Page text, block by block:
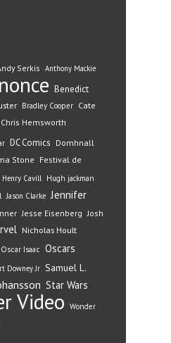
Serkis Anthony Mackie
Benedict
Bradley Cooper Cate
Chris Hemsworth
DC Comics Domhnall
Stone
Festival de
Henry Cavill Hugh jackman
Jason Clarke Jennifer
Jesse Eisenberg Josh
Nicholas Hoult
Oscar Isaac Oscars
Downey Jr Samuel L.
Star Wars
Video Wonder